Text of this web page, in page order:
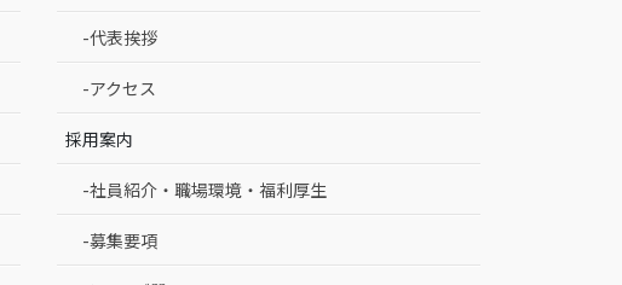
-代表挨拶
-アクセス
採用案内
-社員紹介・職場環境・福利厚生
-募集要項